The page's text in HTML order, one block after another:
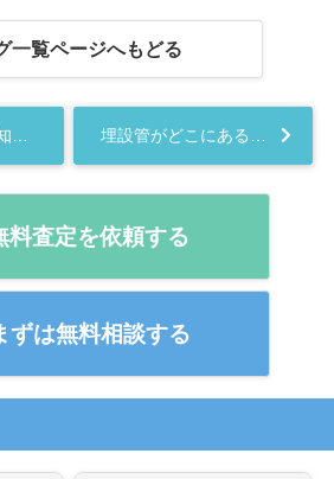
一覧ページへもどる
料査定を依頼する
ずは無料相談する